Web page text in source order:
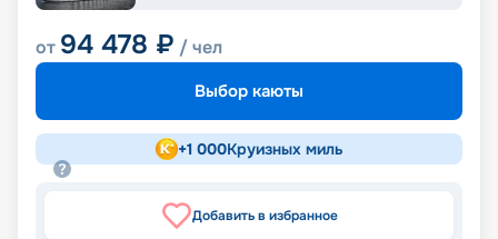
от 94 478 ₽ / чел
Выбор каюты
+1 000Круизных миль
Добавить в избранное